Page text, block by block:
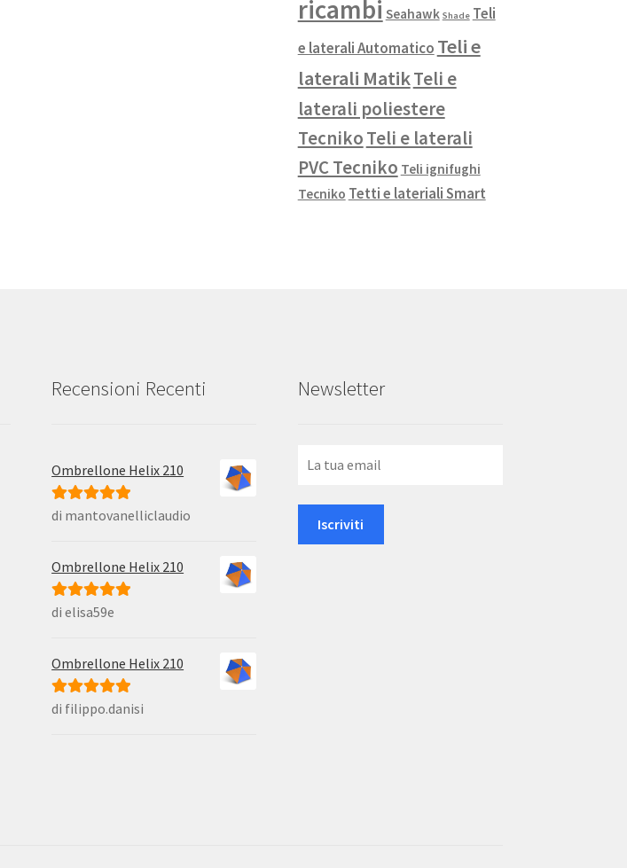
ricambi Seahawk Shade Teli
e laterali Automatico Teli e
laterali MatikTeli e
laterali poliestere
TecnikoTeli e laterali
PVC Tecniko Teli ignifughi
Tecniko Tetti e lateriali Smart
Recensioni Recenti
Ombrellone Helix 210
Valutato5su
di mantovanelliclaudio
Ombrellone Helix 210
Valutato5su
di elisa59e
Ombrellone Helix 210
Valutato5su
di filippo.danisi
Newsletter